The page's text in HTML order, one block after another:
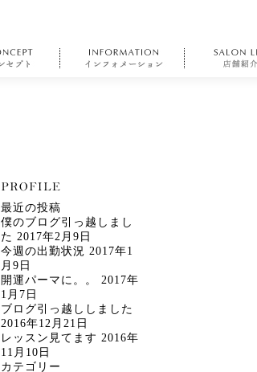
最近の投稿
僕のブログ引っ越しまし
た 2017年2月9日
今週の出勤状況 2017年1
月9日
開運パーマに。。
2017年
1月7日
ブログ引っ越ししました
2016年12月21日
レッスン見てます 2016年
11月10日
カテゴリー